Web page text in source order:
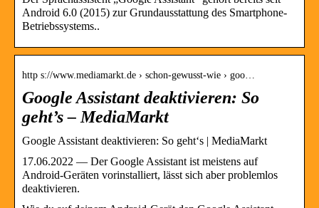
Android 6.0 (2015) zur Grundausstattung des Smartphone-
Betriebssystems..
http s://www.mediamarkt.de › schon-gewusst-wie › goo…
Google Assistant deaktivieren: So
geht’s – MediaMarkt
Google Assistant deaktivieren: So geht‘s | MediaMarkt
17.06.2022 — Der Google Assistant ist meistens auf
Android-Geräten vorinstalliert, lässt sich aber problemlos
deaktivieren.